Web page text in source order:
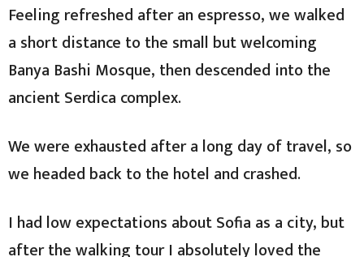
Feeling refreshed after an espresso, we walked
a short distance to the small but welcoming
Banya Bashi Mosque, then descended into the
ancient Serdica complex.
We were exhausted after a long day of travel, so
we headed back to the hotel and crashed.
I had low expectations about Sofia as a city, but
after the walking tour I absolutely loved the